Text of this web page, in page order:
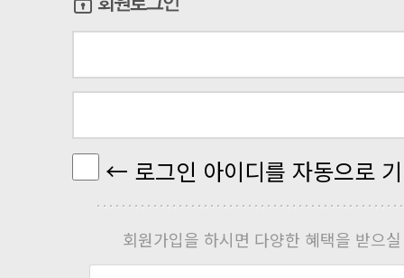
← 로그인 아이디를 자동으로
회원가입을 하시면 다양한 혜택을 받으